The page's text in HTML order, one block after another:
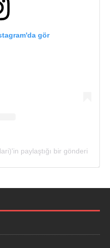
gör
paylaştığı bir gönderi